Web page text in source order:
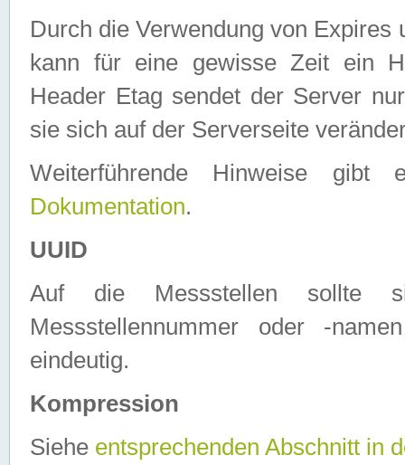
Durch die Verwendung von
kann für eine gewisse Zeit ein
Header Etag sendet der Server
sie sich auf der Serverseite
Weiterführende Hinweise
Dokumentation.
UUID
Auf die Messstellen sollte
Messstellennummer oder -
eindeutig.
Kompression
Siehe entsprechenden Abschnitt in